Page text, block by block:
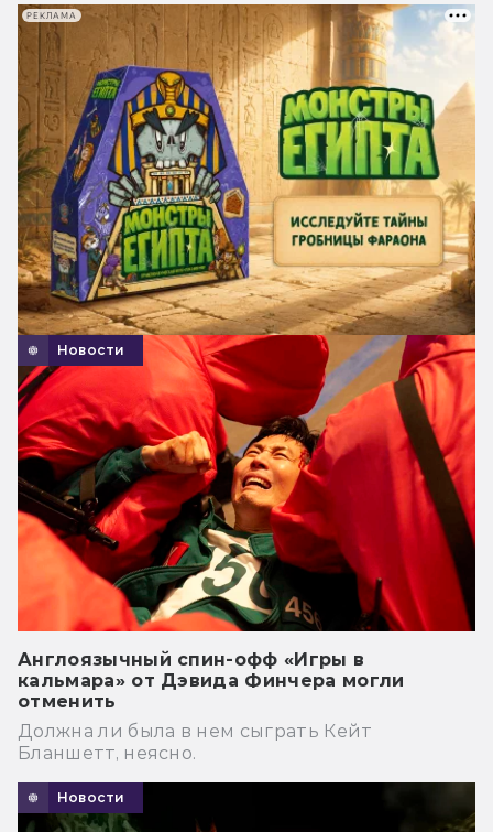
Новости
Англоязычный спин-офф «Игры в
кальмара» от Дэвида Финчера могли
отменить
Должна ли была в нем сыграть Кейт
Бланшетт, неясно.
Новости
РЕКЛАМА